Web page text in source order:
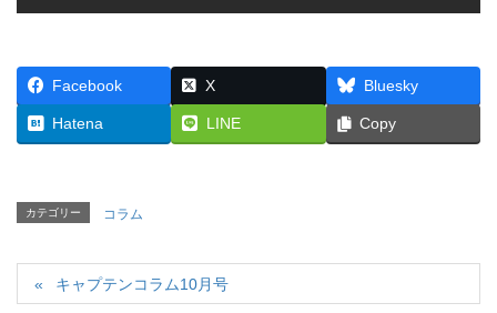
Facebook X Bluesky
Hatena LINE Copy
カテゴリー コラム
キャプテンコラム10月号